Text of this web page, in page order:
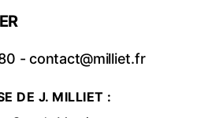
-contact@milliet.fr
DE J. MILLIET :